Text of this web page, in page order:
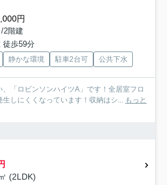
円
2階建
徒歩59分
静かな環境 駐車2台可 公共下水
「ロビンソンハイツA」です！全居室フロ
しにくくなっています！収納はシ...
もっと
(2LDK)